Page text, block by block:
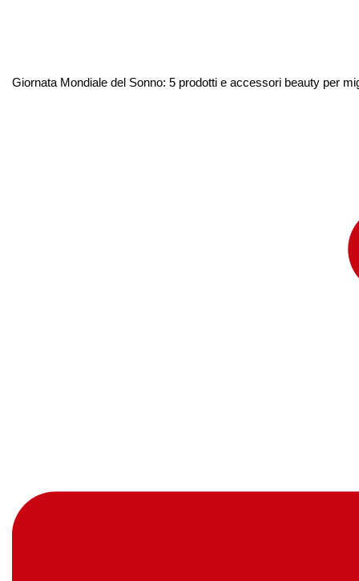
Giornata Mondiale del Sonno: 5 prodotti e accessori beauty per